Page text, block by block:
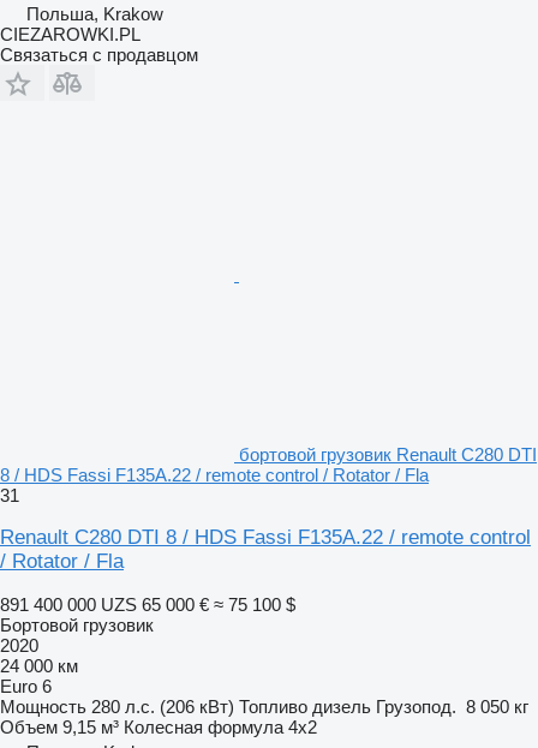
Польша, Krakow
CIEZAROWKI.PL
Связаться с продавцом
бортовой грузовик Renault C280 DTI
8 / HDS Fassi F135A.22 / remote control / Rotator / Fla
31
Renault C280 DTI 8 / HDS Fassi F135A.22 / remote control
/ Rotator / Fla
891 400 000 UZS 65 000 € ≈ 75 100 $
Бортовой грузовик
2020
24 000 км
Euro 6
Мощность 280 л.с. (206 кВт) Топливо дизель Грузопод. 8 050 кг
Объем 9,15 м³ Колесная формула 4x2